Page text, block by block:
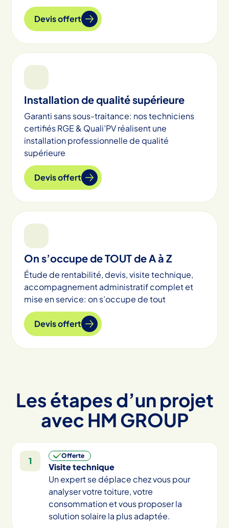
Devis offert
Installation de qualité supérieure
Garanti sans sous-traitance: nos techniciens
certifiés RGE & Quali’PV réalisent une
installation professionnelle de qualité
supérieure
Devis offert
On s’occupe de TOUT de A à Z
Étude de rentabilité, devis, visite technique,
accompagnement administratif complet et
mise en service: on s’occupe de tout
Devis offert
Les étapes d’un projet
avec HM GROUP
1
Visite technique
Offerte
Un expert se déplace chez vous pour
analyser votre toiture, votre
consommation et vous proposer la
solution solaire la plus adaptée.